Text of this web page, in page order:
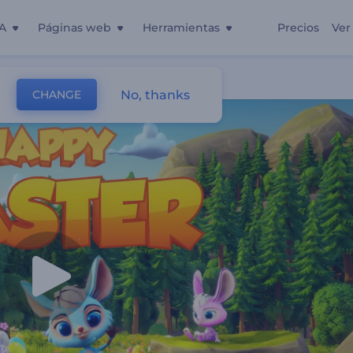
Páginas web Herramientas Precios Ver
CHANGE No, thanks